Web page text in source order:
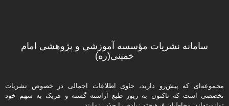
سامانه نشریات مؤسسه آموزشی و پژوهشی امام
خمینی(ره)
مجموعه‌ای که پیش‌رو دارید،‌ حاوی اطلاعات اجمالی در خصوص نشریات
تخصصی است که تاکنون به زیور طبع آراسته گشته و هریک به سهم خود